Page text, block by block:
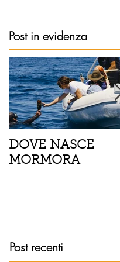
Post in evidenza
DOVE NASCE
MORMORA
Post recenti